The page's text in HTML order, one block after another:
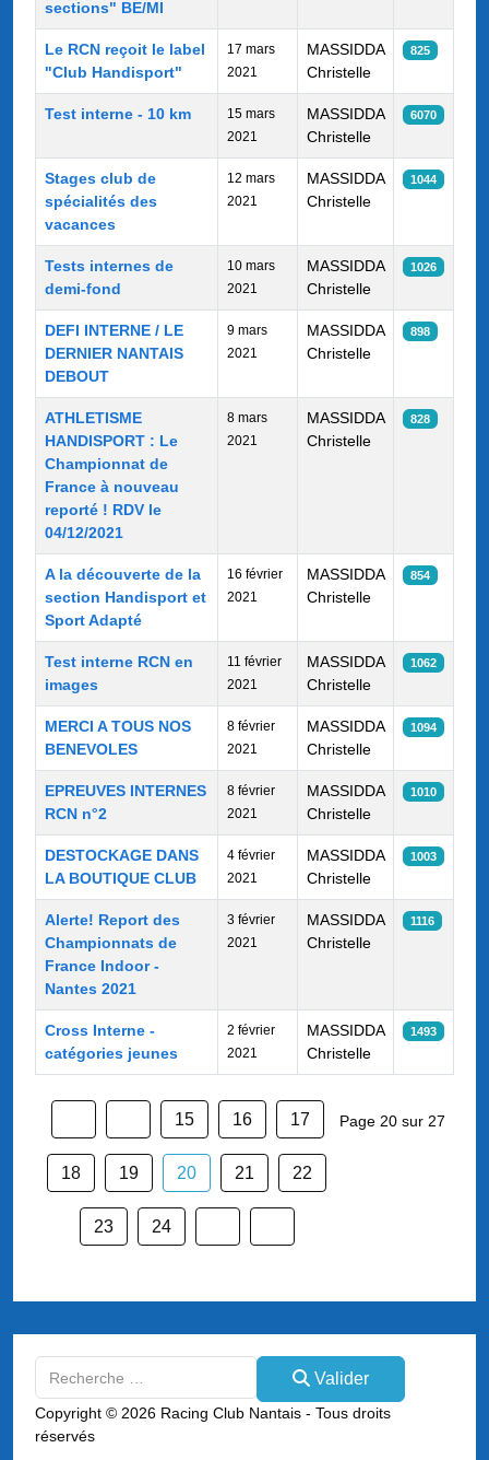
sections" BE/MI
Le RCN reçoit le label
"Club Handisport"
17 mars
2021
MASSIDDA
Christelle
825
Test interne - 10 km
15 mars
2021
MASSIDDA
Christelle
6070
Stages club de
spécialités des
vacances
12 mars
2021
MASSIDDA
Christelle
1044
Tests internes de
demi-fond
10 mars
2021
MASSIDDA
Christelle
1026
DEFI INTERNE / LE
DERNIER NANTAIS
DEBOUT
9 mars
2021
MASSIDDA
Christelle
898
ATHLETISME
HANDISPORT : Le
Championnat de
France à nouveau
reporté ! RDV le
04/12/2021
8 mars
2021
MASSIDDA
Christelle
828
A la découverte de la
section Handisport et
Sport Adapté
16 février
2021
MASSIDDA
Christelle
854
Test interne RCN en
images
11 février
2021
MASSIDDA
Christelle
1062
MERCI A TOUS NOS
BENEVOLES
8 février
2021
MASSIDDA
Christelle
1094
EPREUVES INTERNES
RCN n°2
8 février
2021
MASSIDDA
Christelle
1010
DESTOCKAGE DANS
LA BOUTIQUE CLUB
4 février
2021
MASSIDDA
Christelle
1003
Alerte! Report des
Championnats de
France Indoor -
Nantes 2021
3 février
2021
MASSIDDA
Christelle
1116
Cross Interne -
catégories jeunes
2 février
2021
MASSIDDA
Christelle
1493
Page 20 sur 27
15 16 17
18 19 20 21 22
23 24
Type 2 or more characters for results.
Valider
Copyright © 2026 Racing Club Nantais - Tous droits
réservés